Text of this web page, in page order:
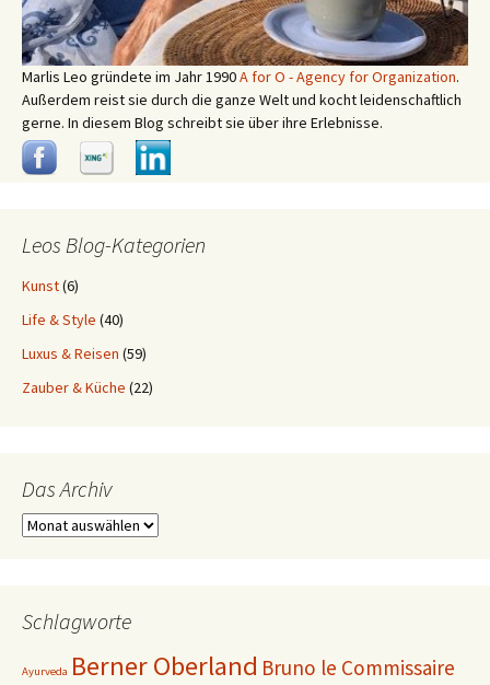
Marlis Leo gründete im Jahr 1990A for O - Agency for Organization.
Außerdem reist sie durch die ganze Welt und kocht leidenschaftlich
gerne. In diesem Blog schreibt sie über ihre Erlebnisse.
Leos Blog-Kategorien
Kunst(6)
Life & Style (40)
Luxus & Reisen (59)
Zauber & Küche (22)
Das Archiv
Das
Schlagworte
Ayurveda Berner Oberland Bruno le Commissaire